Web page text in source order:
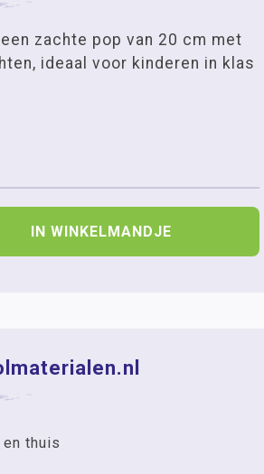
zachte pop van 20 cm met
ideaal voor kinderen in klas
IN WINKELMANDJE
thuis